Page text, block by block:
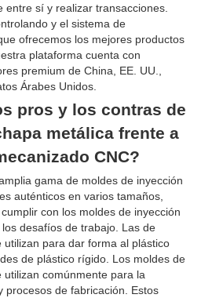
entre sí y realizar transacciones.
y el sistema de
ofrecemos los mejores productos
plataforma cuenta con
premium de China, EE. UU.,
Árabes Unidos.
pros y los contras de
metálica frente a
CNC?
gama de moldes de inyección
auténticos en varios tamaños,
con los moldes de inyección
desafíos de trabajo. Las de
utilizan para dar forma al plástico
de plástico rígido. Los moldes de
utilizan comúnmente para la
procesos de fabricación. Estos